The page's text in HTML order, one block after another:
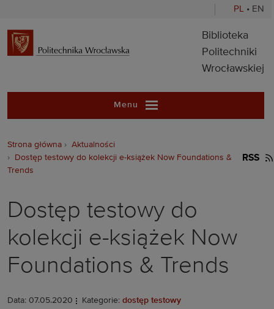
PL • EN
Biblioteka
Biblioteka
Politechniki
Wrocławskiej
Menu
Strona główna
Aktualności
Dostęp testowy do kolekcji e-książek Now Foundations &
Trends
RSS
Dostęp testowy do
kolekcji e-książek Now
Foundations & Trends
Data: 07.05.2020 Kategorie: dostęp testowy